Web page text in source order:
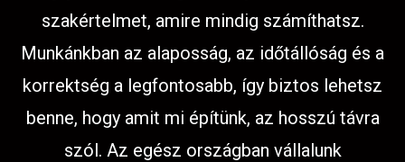
szakértelmet, amire mindig számíthatsz.
Munkánkban az alaposság, az időtállóság és a
korrektség a legfontosabb, így biztos lehetsz
benne, hogy amit mi építünk, az hosszú távra
szól. Az egész országban vállalunk